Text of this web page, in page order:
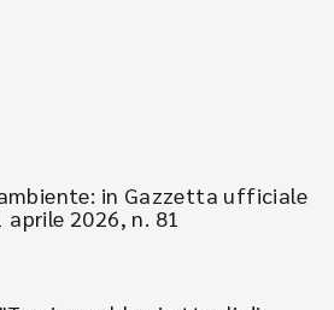
in Gazzetta ufficiale
2026, n. 81